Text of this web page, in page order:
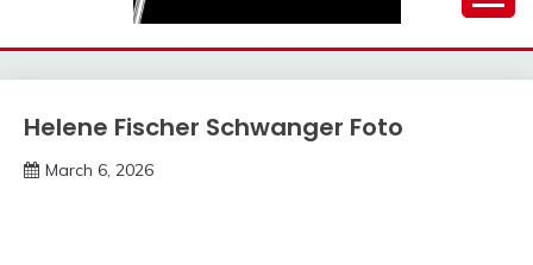
PROMI-NEWS-BLOG
Trends
Helene Fischer Schwanger Foto
March 6, 2026